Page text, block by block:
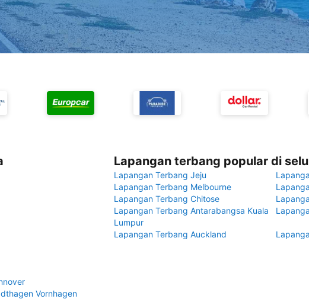
Lapangan terbang popular di
Lapangan Terbang Jeju
Lapangan Terbang Melbourne
Lapangan Terbang Chitose
Lapangan Terbang Antarabangsa Kuala
Lumpur
Lapangan Terbang Auckland
Vornhagen